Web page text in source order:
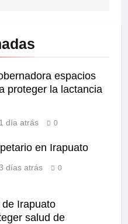
espacios
proteger la lactancia
1 día atrás 0
en Irapuato
días atrás 0
Irapuato
salud de